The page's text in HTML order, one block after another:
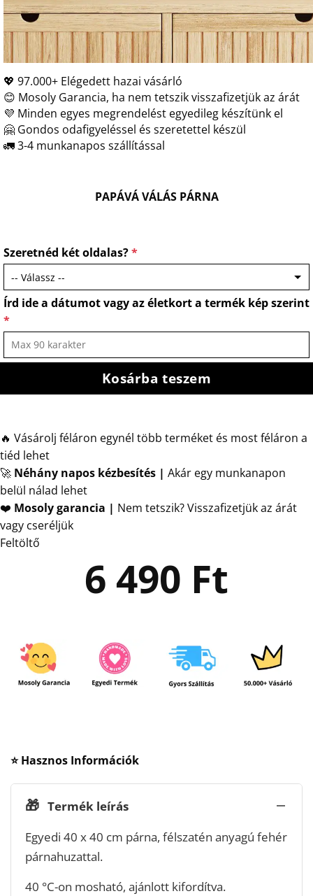
💖 97.000+ Elégedett hazai vásárló
😊 Mosoly Garancia, ha nem tetszik visszafizetjük az árát
💜 Minden egyes megrendelést egyedileg készítünk el
🤗 Gondos odafigyeléssel és szeretettel készül
🚛 3-4 munkanapos szállítással
PAPÁVÁ VÁLÁS PÁRNA
Szeretnéd két oldalas?*
Írd ide a dátumot vagy az életkort a termék kép szerint
*
Kosárba teszem
🔥 Vásárolj féláron egynél több terméket és most féláron a
tiéd lehet
🚀 Néhány napos kézbesítés | Akár egy munkanapon
belül nálad lehet
❤️ Mosoly garancia | Nem tetszik? Visszafizetjük az árát
vagy cseréljük
Feltöltő
6 490 Ft
⭐ Hasznos Információk
🎁 Termék leírás
Egyedi 40 x 40 cm párna, félszatén anyagú fehér
párnahuzattal.
40 °C-on mosható, ajánlott kifordítva.